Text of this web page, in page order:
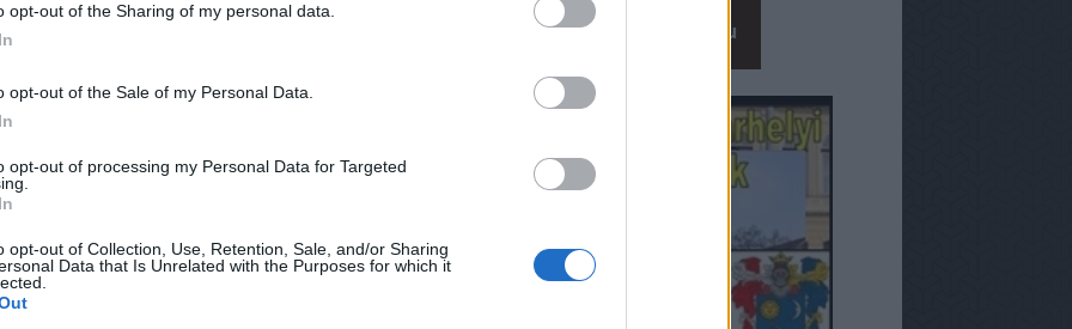
opt-out of the Sharing of my personal data.
opt-out of the Sale of my Personal Data.
opt-out of processing my Personal Data for Targeted
opt-out of Collection, Use, Retention, Sale, and/or Sharing
Data that Is Unrelated with the Purposes for which it
köeli képeslap. Forrás:
belőlem a történelemtanár) valóban fontos
gróf Andrássy Gyulát nevezte ki Magyarország
amivel a hosszú évek óta tartó kiegyezési folyamat
posztot 1871 november 14-ig töltötte be.)
férfiként" emlegették császárvárosban. Andrássy